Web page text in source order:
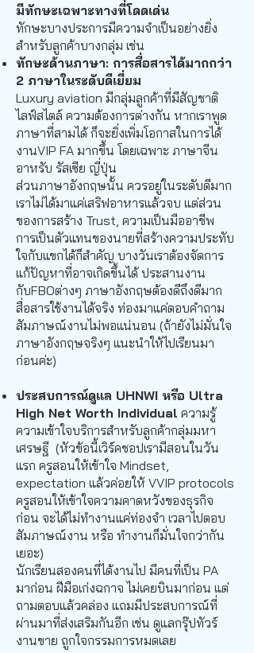
มีทักษะเฉพาะทางที่โดดเด่น
ทักษะบางประการมีความจำเป็นอย่างยิ่ง
สำหรับลูกค้าบางกลุ่ม เช่น
ทักษะด้านภาษา: การสื่อสารได้มากกว่า
2 ภาษาในระดับดีเยี่ยม
Luxury aviation มีกลุ่มลูกค้าที่มีสัญชาติ
ไลฟ์สไตล์ ความต้องการต่างกัน หากเราพูด
ภาษาที่สามได้ ก็จะยิ่งเพิ่มโอกาสในการได้
งานVIP FA มากขึ้น โดยเฉพาะ ภาษาจีน
อาหรับ รัสเซีย ญี่ปุ่น
ส่วนภาษาอังกฤษนั้น ควรอยู่ในระดับดีมาก
เราไม่ได้มาแค่เสริฟอาหารแล้วจบ แต่ส่วน
ของการสร้าง Trust, ความเป็นมืออาชีพ
การเป็นตัวแทนของนายที่สร้างความประทับ
ใจกับแขกได้ก็สำคัญ บางวันเราต้องจัดการ
แก้ปัญหาที่อาจเกิดขึ้นได้ ประสานงาน
กับFBOต่างๆ ภาษาอังกฤษต้องดีถึงดีมาก
สื่อสารใช้งานได้จริง ท่องมาแค่ตอบคำถาม
สัมภาษณ์งานไม่พอแน่นอน (ถ้ายังไม่มั่นใจ
ภาษาอังกฤษจริงๆ แนะนำให้ไปเรียนมา
ก่อนค่ะ)
ประสบการณ์ดูแล UHNWI หรือ Ultra
High Net Worth Individual ความรู้
ความเข้าใจบริการสำหรับลูกค้ากลุ่มมหา
เศรษฐี (หัวข้อนี้เวิร์คชอปเรามีสอนในวัน
แรก ครูสอนให้เข้าใจ Mindset,
expectation แล้วค่อยให้ VVIP protocols
ครูสอนให้เข้าใจความคาดหวังของธุรกิจ
ก่อน จะได้ไม่ทำงานแค่ท่องจำ เวลาไปตอบ
สัมภาษณ์งาน หรือ ทำงานก็มั่นใจกว่ากัน
เยอะ)
นักเรียนสองคนที่ได้งานไป มีคนที่เป็น PA
มาก่อน ฝีมือเก่งฉกาจ ไม่เคยบินมาก่อน แต่
ถามตอบแล้วคล่อง แถมมีประสบการณ์ที่
ผ่านมาที่ส่งเสริมกันอีก เช่น ดูแลกรุ๊ปทัวร์
งานขาย ถูกใจกรรมการหมดเลย